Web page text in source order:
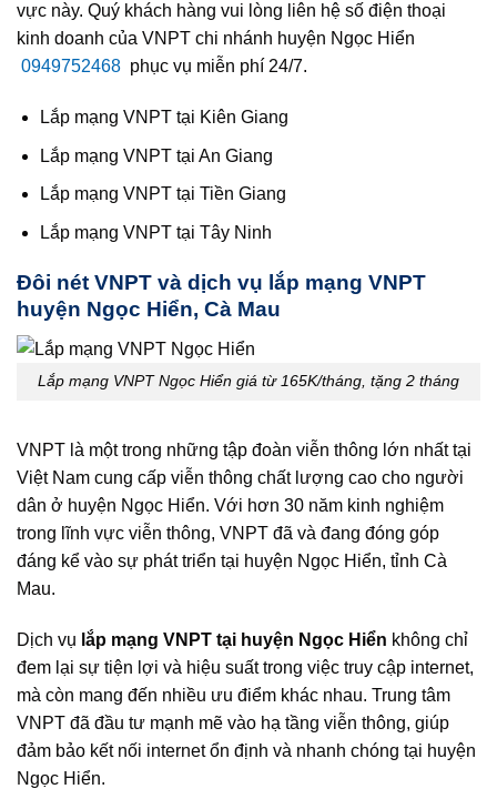
vực này. Quý khách hàng vui lòng liên hệ số điện thoại
kinh doanh của VNPT chi nhánh huyện Ngọc Hiển
0949752468 phục vụ miễn phí 24/7.
Lắp mạng VNPT tại Kiên Giang
Lắp mạng VNPT tại An Giang
Lắp mạng VNPT tại Tiền Giang
Lắp mạng VNPT tại Tây Ninh
Đôi nét VNPT và dịch vụ lắp mạng VNPT
huyện Ngọc Hiển, Cà Mau
Lắp mạng VNPT Ngọc Hiển giá từ 165K/tháng, tặng 2 tháng
VNPT là một trong những tập đoàn viễn thông lớn nhất tại
Việt Nam cung cấp viễn thông chất lượng cao cho người
dân ở huyện Ngọc Hiển. Với hơn 30 năm kinh nghiệm
trong lĩnh vực viễn thông, VNPT đã và đang đóng góp
đáng kể vào sự phát triển tại huyện Ngọc Hiển, tỉnh Cà
Mau.
Dịch vụ lắp mạng VNPT tại huyện Ngọc Hiển không chỉ
đem lại sự tiện lợi và hiệu suất trong việc truy cập internet,
mà còn mang đến nhiều ưu điểm khác nhau. Trung tâm
VNPT đã đầu tư mạnh mẽ vào hạ tầng viễn thông, giúp
đảm bảo kết nối internet ổn định và nhanh chóng tại huyện
Ngọc Hiển.